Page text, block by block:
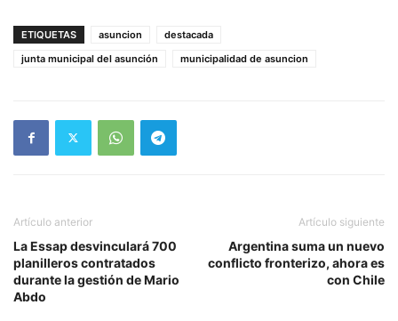
ETIQUETAS asuncion
destacada
junta municipal del asunción
municipalidad de asuncion
Artículo anterior
La Essap desvinculará 700
planilleros contratados
durante la gestión de Mario
Abdo
Artículo siguiente
Argentina suma un nuevo
conflicto fronterizo, ahora es
con Chile